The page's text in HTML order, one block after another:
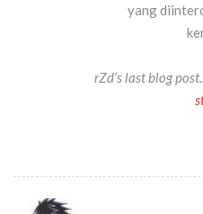
yang
rZd’s last blog post..